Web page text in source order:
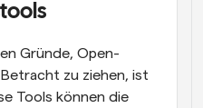
Gründe, Open-
zu ziehen, ist
Tools können die